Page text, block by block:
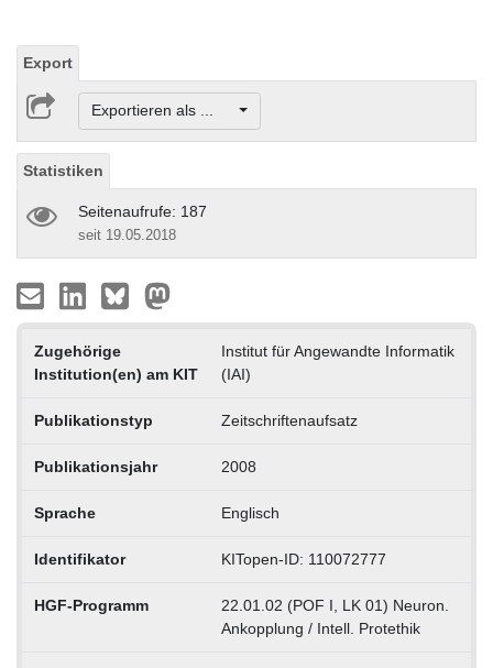
Export
Exportieren als ...
Statistiken
Seitenaufrufe: 187
seit 19.05.2018
Zugehörige
Institution(en) am KIT
Institut für Angewandte Informatik
(IAI)
Publikationstyp Zeitschriftenaufsatz
Publikationsjahr 2008
Sprache Englisch
Identifikator KITopen-ID: 110072777
HGF-Programm
22.01.02 (POF I, LK 01) Neuron.
Ankopplung / Intell. Protethik